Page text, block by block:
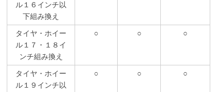
ル１６インチ以
下組み換え
タイヤ・ホイー
ル１７・１８イ
ンチ組み換え
○ ○ ○
タイヤ・ホイー
ル１９インチ以
○ ○ ○